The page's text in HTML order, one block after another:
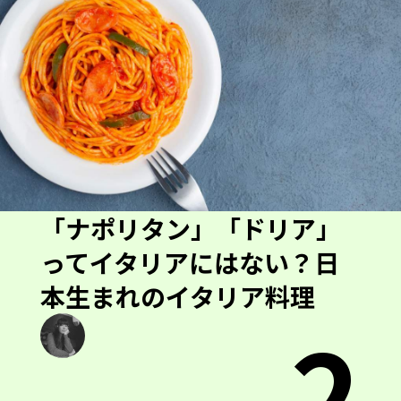
「ナポリタン」「ドリア」
ってイタリアにはない？日
本生まれのイタリア料理